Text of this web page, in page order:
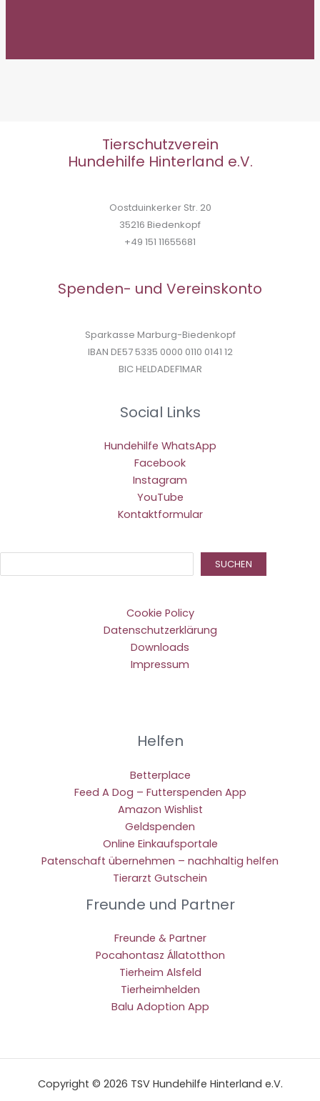
Tierschutzverein
Hundehilfe Hinterland e.V.
Oostduinkerker Str. 20
35216 Biedenkopf
+49 151 11655681
Spenden- und Vereinskonto
Sparkasse Marburg-Biedenkopf
IBAN DE57 5335 0000 0110 0141 12
BIC HELDADEF1MAR
Social Links
Hundehilfe WhatsApp
Facebook
Instagram
YouTube
Kontaktformular
SUCHEN
Cookie Policy
Datenschutzerklärung
Downloads
Impressum
Helfen
Betterplace
Feed A Dog – Futterspenden App
Amazon Wishlist
Geldspenden
Online Einkaufsportale
Patenschaft übernehmen – nachhaltig helfen
Tierarzt Gutschein
Freunde und Partner
Freunde & Partner
Pocahontasz Állatotthon
Tierheim Alsfeld
Tierheimhelden
Balu Adoption App
Copyright © 2026 TSV Hundehilfe Hinterland e.V.